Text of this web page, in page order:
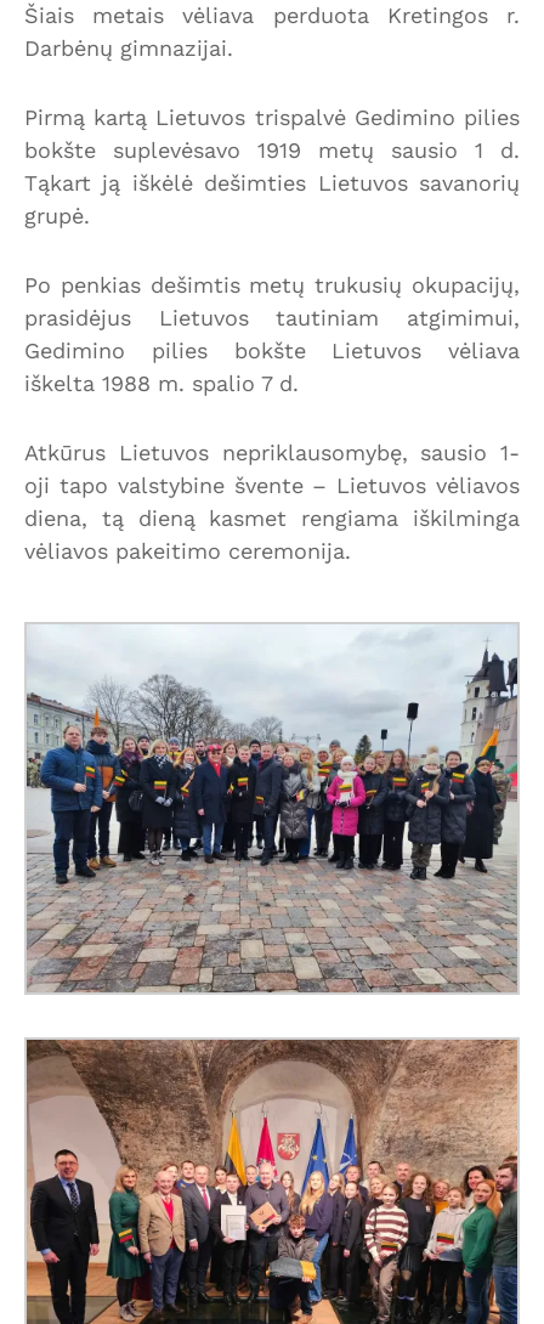
Šiais metais vėliava perduota Kretingos r.
Darbėnų gimnazijai.
Pirmą kartą Lietuvos trispalvė Gedimino pilies
bokšte suplevėsavo 1919 metų sausio 1 d.
Tąkart ją iškėlė dešimties Lietuvos savanorių
grupė.
Po penkias dešimtis metų trukusių okupacijų,
prasidėjus Lietuvos tautiniam atgimimui,
Gedimino pilies bokšte Lietuvos vėliava
iškelta 1988 m. spalio 7 d.
Atkūrus Lietuvos nepriklausomybę, sausio 1-
oji tapo valstybine švente – Lietuvos vėliavos
diena, tą dieną kasmet rengiama iškilminga
vėliavos pakeitimo ceremonija.